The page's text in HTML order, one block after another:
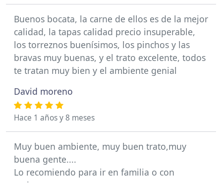
Buenos bocata, la carne de ellos es de la mejor
calidad, la tapas calidad precio insuperable,
los torreznos buenísimos, los pinchos y las
bravas muy buenas, y el trato excelente, todos
te tratan muy bien y el ambiente genial
David moreno
Hace 1 años y 8 meses
Muy buen ambiente, muy buen trato,muy
buena gente....
Lo recomiendo para ir en familia o con